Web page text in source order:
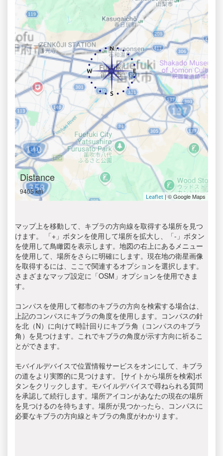
Distance
9405 km
Leaflet | © Google Maps
マップ上を移動して、キブラの方向線を取得する場所を見つ
けます。 「+」ボタンを使用して場所を拡大し、「-」ボタン
を使用して鳥瞰図を表示します。地図の右上にあるメニュー
を使用して、場所をさらに明確にします。現在地の衛星画像
を取得するには、ここで関連するオプションを選択します。
さまざまなマップ設定に「OSM」オプションを使用できま
す。
コンパスを使用して都市のキブラの方向を検索する場合は、
上記のコンパスにキブラの角度を使用します。コンパスの針
を北（N）に向けて時計回りにキブラ角（コンパスのキブラ
角）を見つけます。これでキブラの角度が示す方向に祈るこ
とができます。
モバイルデバイスで位置情報サービスをオンにして、キブラ
の道をより実際的に見つけます。 [サイトから場所を検索]ボ
タンをクリックします。モバイルデバイスで尋ねられる質問
を承認して続行します。場所アイコンがあなたの現在の場所
を見つけるのを待ちます。場所が見つかったら、コンパスに
必要なキブラの方向線とキブラの角度がわかります。